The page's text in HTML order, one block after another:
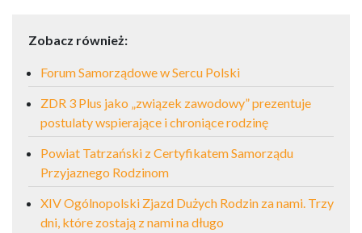
Zobacz również:
Forum Samorządowe w Sercu Polski
ZDR 3 Plus jako „związek zawodowy” prezentuje
postulaty wspierające i chroniące rodzinę
Powiat Tatrzański z Certyfikatem Samorządu
Przyjaznego Rodzinom
XIV Ogólnopolski Zjazd Dużych Rodzin za nami. Trzy
dni, które zostają z nami na długo